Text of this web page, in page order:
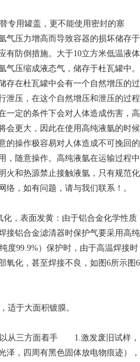
专用罐盖，更不能使用密封的塞
气压力增高而导致容器的损坏储存于
有防倒措施。大于10立方米低温液体
压缩成液态气，储存于杜瓦罐中。
存在杜瓦罐中会有一个自然增压的过
泄压，在这个自然增压和泄压的过程
一定的条件下会对人体造成伤害，高
会更大，因此在使用高纯液氩的时候
的操作极容易对人体造成不可挽回的
，随意操作。高纯液氩在运输过程中
火和热源禁止接触液氩，只有规范化
络，如有问题，请与我们联系！。
，表面发黄：由于铝合金化学性质
接铝合金滤清器时保护气要采用高纯
度99.9%）保护时，由于高温焊接时
氧化，甚至焊接不良，如图6所示图6
适于大面积镀膜。
从三方面着手 1.激发废旧试样，
泽，四周有黑色固体放电物痕迹），